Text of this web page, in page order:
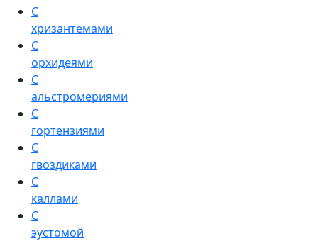
С
хризантемами
С
орхидеями
С
альстромериями
С
гортензиями
С
гвоздиками
С
каллами
С
эустомой